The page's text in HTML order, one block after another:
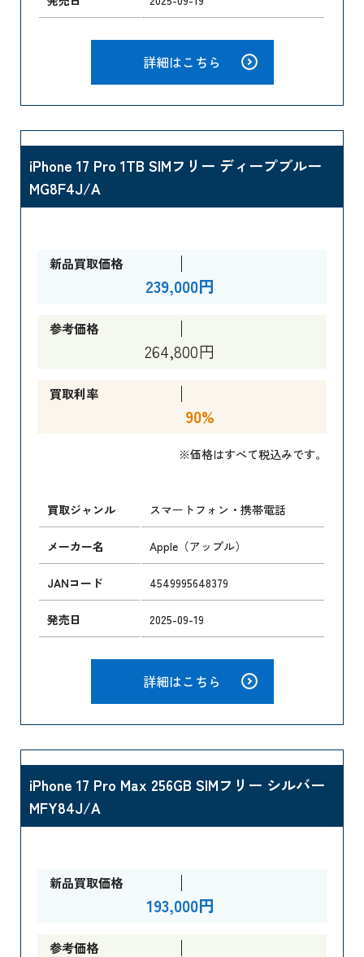
詳細はこちら
iPhone 17 Pro 1TB SIMフリー ディープブルー
MG8F4J/A
新品買取価格
239,000円
参考価格
264,800円
買取利率
90%
※価格はすべて税込みです。
買取ジャンル スマートフォン・携帯電話
メーカー名 Apple（アップル）
JANコード 4549995648379
発売日 2025-09-19
詳細はこちら
iPhone 17 Pro Max 256GB SIMフリー シルバー
MFY84J/A
新品買取価格
193,000円
参考価格